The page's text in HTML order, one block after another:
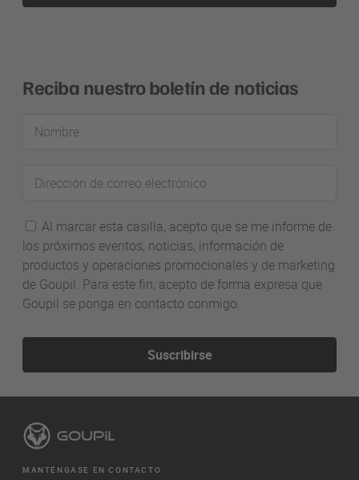
Reciba nuestro boletín de noticias
Nombre
Dirección
de
electrónico
Al marcar esta casilla, acepto que se me informe de
los próximos eventos, noticias, información de
productos y operaciones promocionales y de marketing
de Goupil. Para este fin, acepto de forma expresa que
Goupil se ponga en contacto conmigo.
Suscribirse
MANTÉNGASE EN CONTACTO